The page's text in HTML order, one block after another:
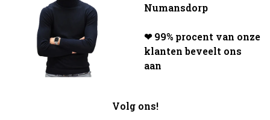
Numansdorp
❤ 99% procent van onze
klanten beveelt ons
aan
Volg ons!